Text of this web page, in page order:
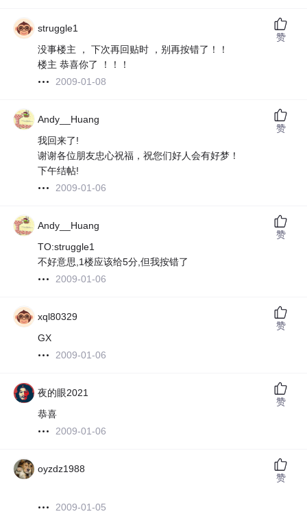
struggle1
没事楼主 ， 下次再回贴时 ，别再按错了！！
楼主 恭喜你了 ！！！
2009-01-08
赞
Andy__Huang
我回来了!
谢谢各位朋友忠心祝福，祝您们好人会有好梦！
下午结帖!
2009-01-06
赞
Andy__Huang
TO:struggle1
不好意思,1楼应该给5分,但我按错了
2009-01-06
赞
xql80329
GX
2009-01-06
赞
夜的眼2021
恭喜
2009-01-06
赞
oyzdz1988
2009-01-05
赞